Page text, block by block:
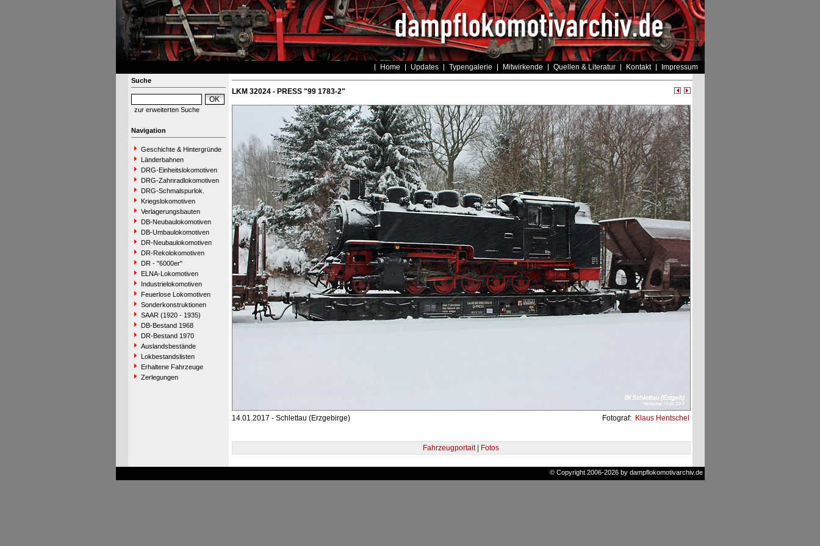
Home Updates Typengalerie Mitwirkende Quellen & Literatur Kontakt Impressum
Suche
zur erweiterten Suche
Navigation
Geschichte & Hintergründe
Länderbahnen
DRG-Einheitslokomotiven
DRG-Zahnradlokomotiven
DRG-Schmalspurlok.
Kriegslokomotiven
Verlagerungsbauten
DB-Neubaulokomotiven
DB-Umbaulokomotiven
DR-Neubaulokomotiven
DR-Rekolokomotiven
DR - "6000er"
ELNA-Lokomotiven
Industrielokomotiven
Feuerlose Lokomotiven
Sonderkonstruktionen
SAAR (1920 - 1935)
DB-Bestand 1968
DR-Bestand 1970
Auslandsbestände
Lokbestandslisten
Erhaltene Fahrzeuge
Zerlegungen
LKM 32024 - PRESS "99 1783-2"
14.01.2017 - Schlettau (Erzgebirge) Fotograf: Klaus Hentschel
Fahrzeugportait | Fotos
© Copyright 2006-2026 by dampflokomotivarchiv.de